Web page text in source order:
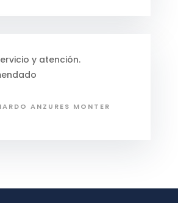
y atención.
ANZURES MONTER